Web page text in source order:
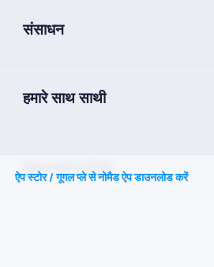
संसाधन
हमारे साथ साथी
Nomad eSIM
ऐप स्टोर / गूगल प्ले से नोमैड ऐप डाउनलोड करें